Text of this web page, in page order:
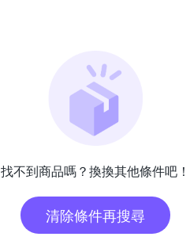
找不到商品嗎？換換其他條件吧！
清除條件再搜尋